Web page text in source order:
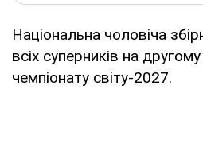
Національна чоловіча
всіх суперників на другому
чемпіонату світу-2027.